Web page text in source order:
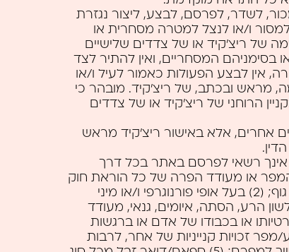
לשדר, לפרסם, לבצע, ליצור נגזרת
ו/או לנצל למטרה מסחרית או
של ריצ’קיד או של צדדים שלישיים
המסחריים, ואין להתיר לצד
אין לבצע הפעולות כאמור לעיל ו/או
מראש ובכתב, של ריצ’קיד. מובהר כי
הרוחני של ריצ’קיד או של צדדים
אחרים, אלא באישור ריצ’קיד מראש
רשאי לפרסם באתר בכל דרך
כל תוכן אסור כמפורט להלן: (1) המפר או מעודד הפרה של כל הוראת חוק
או זכויות מכל סוג שהוא של כל אדם או גוף; (2) בעל אופי פורנוגרפי ו/או מיני
הרע, הסתה, איומים, גנאי, מעודד
או בכבודו של אדם או ברגשות
שגוי/מטעה/שקרי; (4) הפוגע/מפר זכויות קנייניות של אחר, לרבות